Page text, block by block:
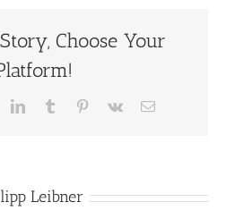
Choose Your
LinkedInTumblr Pinterest
Vk
E-
Leibner